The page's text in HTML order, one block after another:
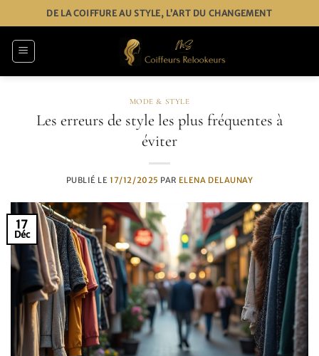
au
contenu
DE LA COIFFURE AU STYLE, L’ART DU CHANGEMENT
MODE & STYLE
Les erreurs de style les plus fréquentes à
éviter
PUBLIÉ LE17/12/2025 PAR ELENA DELAUNAY
17
Déc